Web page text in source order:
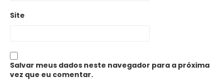
Site
Salvar meus dados neste navegador para a próxima
vez que eu comentar.